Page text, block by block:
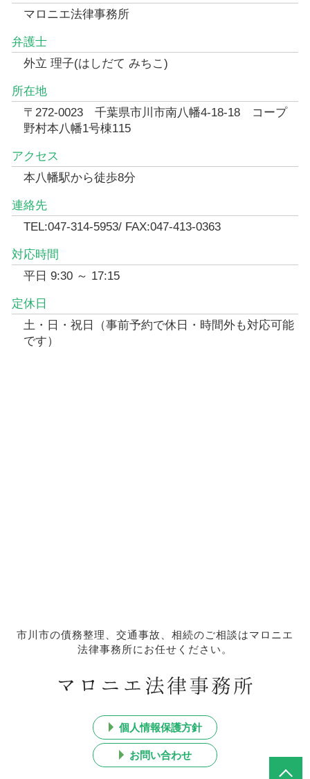
マロニエ法律事務所
弁護士
外立 理子(はしだて みちこ)
所在地
〒272-0023 千葉県市川市南八幡4-18-18 コープ
野村本八幡1号棟115
アクセス
本八幡駅から徒歩8分
連絡先
TEL:047-314-5953/ FAX:047-413-0363
対応時間
平日 9:30 ～ 17:15
定休日
土・日・祝日（事前予約で休日・時間外も対応可能
です）
市川市の債務整理、交通事故、相続のご相談はマロニエ
法律事務所にお任せください。
個人情報保護方針
お問い合わせ